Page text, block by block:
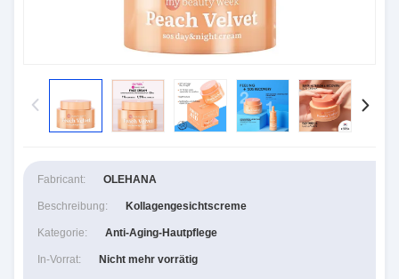
Fabricant: OLEHANA
Beschreibung: Kollagengesichtscreme
Kategorie: Anti-Aging-Hautpflege
In-Vorrat: Nicht mehr vorrätig